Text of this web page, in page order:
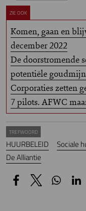
ZIE OOK
Komen, gaan en
december 2022
De doorstromende
potentiële
Corporaties zetten
7 pilots. AFWC
TREFWOORD
HUURBELEID Sociale
De Alliantie